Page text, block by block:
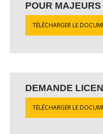
POUR
TÉLÉCHARGER LE
DEMANDE
TÉLÉCHARGER LE